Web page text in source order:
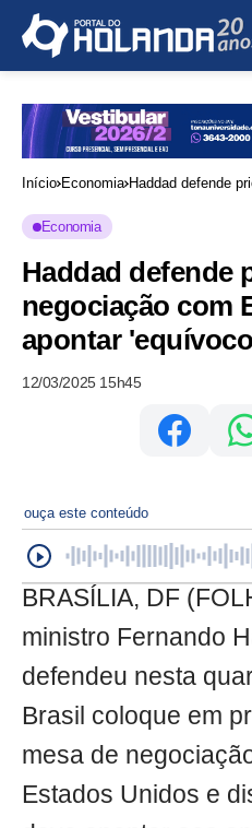
Início Economia Haddad defende
Economia
Haddad defende
negociação com
apontar
12/03/2025 15h45
ouça este conteúdo
BRASÍLIA, DF
ministro Fernando
defendeu nesta
Brasil coloque em
mesa de
Estados Unidos e